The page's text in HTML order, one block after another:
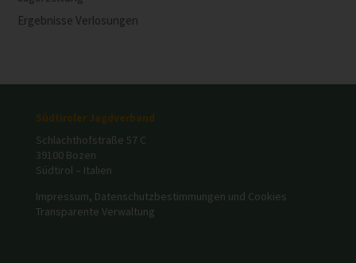
Ergebnisse Verlosungen
Südtiroler Jagdverband
Schlachthofstraße 57 C
39100 Bozen
Südtirol – Italien
Impressum, Datenschutzbestimmungen und Cookies
Transparente Verwaltung